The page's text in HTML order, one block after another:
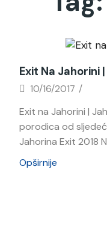
Exit Na Jahorini
10/16/2017 /
Exit na Jahorini |
porodica od
Jahorina Exit 2018
Opširnije